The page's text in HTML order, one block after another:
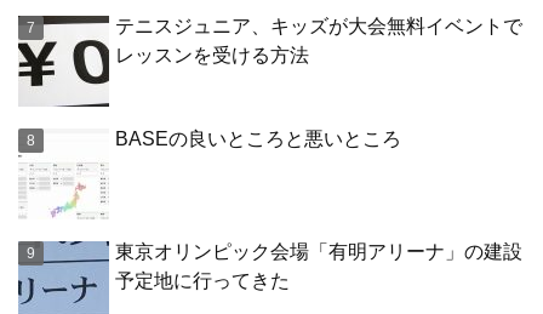
テニスジュニア、キッズが大会無料イベントで
レッスンを受ける方法
BASEの良いところと悪いところ
東京オリンピック会場「有明アリーナ」の建設
予定地に行ってきた